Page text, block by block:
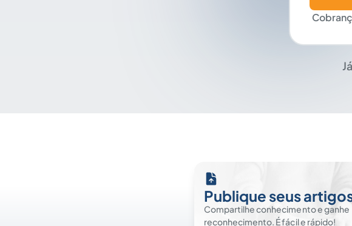
Publique seus
Compartilhe conhecimento e ganhe
reconhecimento. É fácil e rápido!